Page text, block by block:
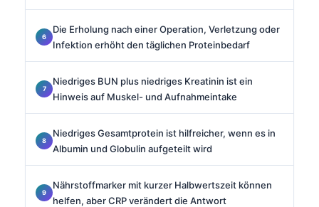
Die Erholung nach einer Operation, Verletzung oder
Infektion erhöht den täglichen Proteinbedarf
Niedriges BUN plus niedriges Kreatinin ist ein
Hinweis auf Muskel- und Aufnahmeintake
Niedriges Gesamtprotein ist hilfreicher, wenn es in
Albumin und Globulin aufgeteilt wird
Nährstoffmarker mit kurzer Halbwertszeit können
helfen, aber CRP verändert die Antwort